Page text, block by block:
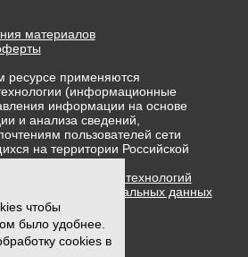
материалов
применяются
(информационные
информации на основе
и анализа сведений,
пользователей сети
на территории Российской
технологий
обработки персональных данных
cookie
чтобы
было удобнее.
cookies в